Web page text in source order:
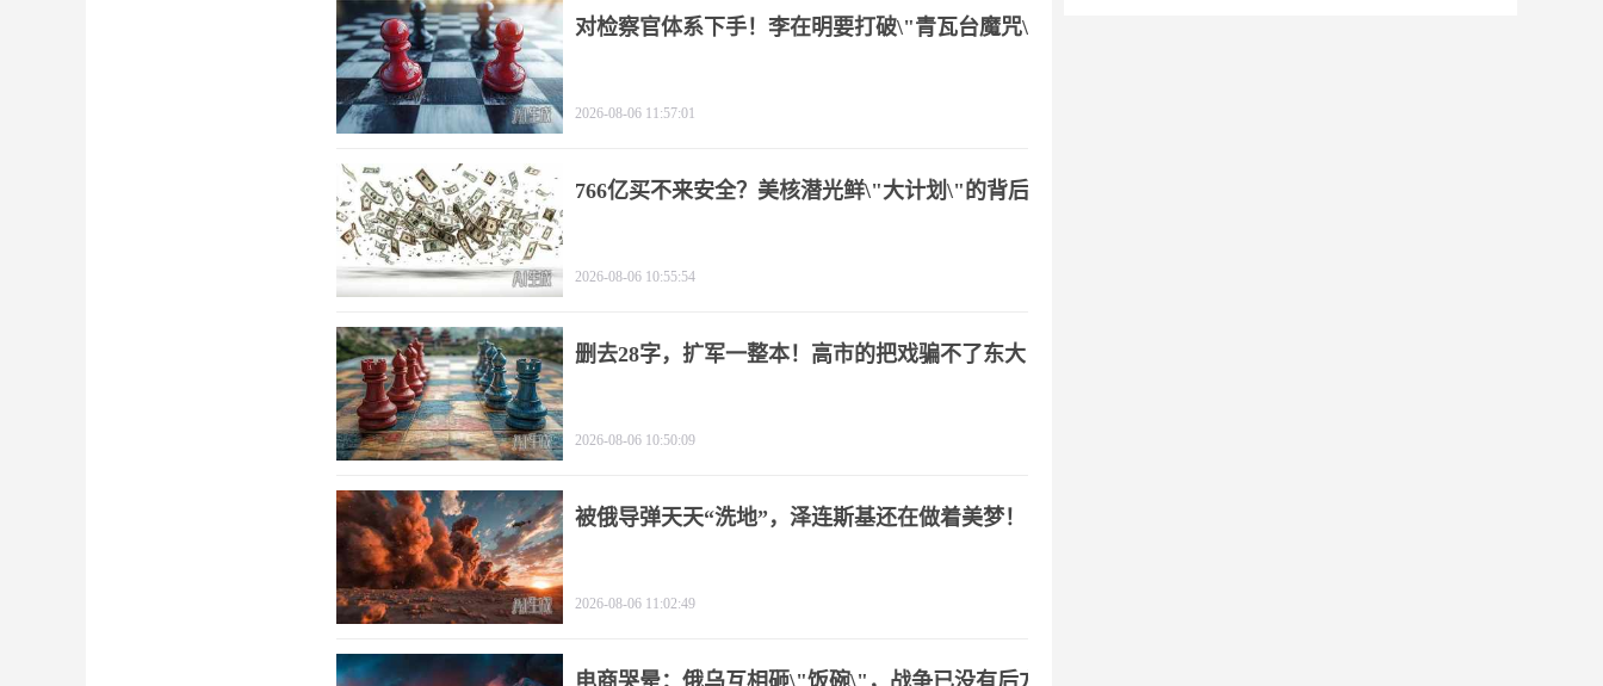
对检察官体系下手！李在明要打破\"青瓦台魔咒\"
2026-08-06 11:57:01
766亿买不来安全？美核潜光鲜\"大计划\"的背后
2026-08-06 10:55:54
删去28字，扩军一整本！高市的把戏骗不了东大
2026-08-06 10:50:09
被俄导弹天天“洗地”，泽连斯基还在做着美梦！
2026-08-06 11:02:49
电商哭晕：俄乌互相砸\"饭碗\"，战争已没有后方